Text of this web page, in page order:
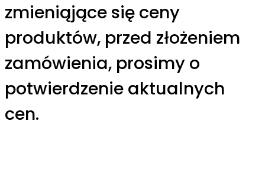
zmieniąjące się ceny
produktów, przed złożeniem
zamówienia, prosimy o
potwierdzenie aktualnych
cen.